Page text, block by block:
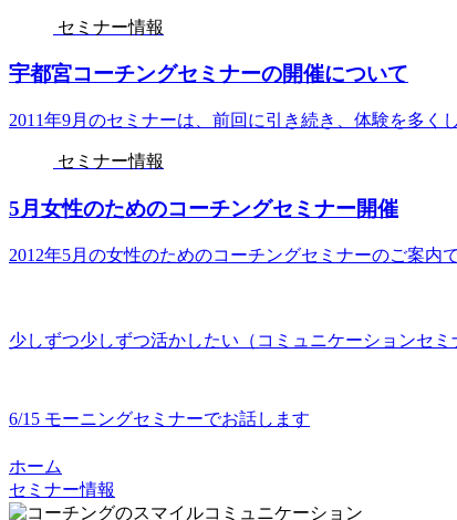
セミナー情報
宇都宮コーチングセミナーの開催について
2011年9月のセミナーは、前回に引き続き、体験を多
セミナー情報
5月女性のためのコーチングセミナー開催
2012年5月の女性のためのコーチングセミナーのご案内で
少しずつ少しずつ活かしたい（コミュニケーションセミ
6/15 モーニングセミナーでお話します
ホーム
セミナー情報